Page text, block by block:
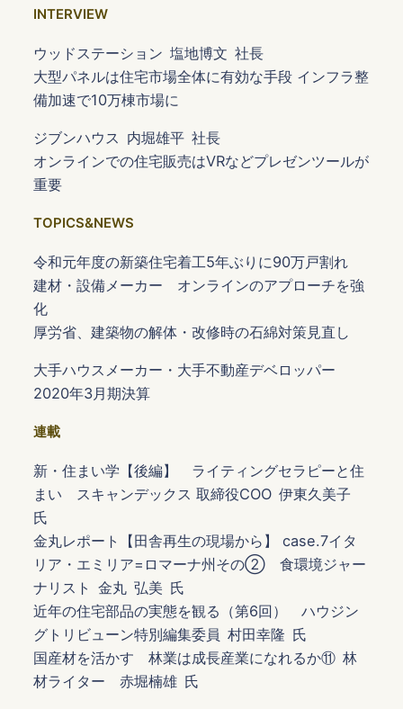
INTERVIEW
ウッドステーション 塩地博文 社長
大型パネルは住宅市場全体に有効な手段 インフラ整
備加速で10万棟市場に
ジブンハウス 内堀雄平 社長
オンラインでの住宅販売はVRなどプレゼンツールが
重要
TOPICS&NEWS
令和元年度の新築住宅着工5年ぶりに90万戸割れ
建材・設備メーカー オンラインのアプローチを強
化
厚労省、建築物の解体・改修時の石綿対策見直し
大手ハウスメーカー・大手不動産デベロッパー
2020年3月期決算
連載
新・住まい学【後編】 ライティングセラピーと住
まい スキャンデックス 取締役COO 伊東久美子
氏
金丸レポート【田舎再生の現場から】 case.7イタ
リア・エミリア=ロマーナ州その② 食環境ジャー
ナリスト 金丸 弘美 氏
近年の住宅部品の実態を観る（第6回） ハウジン
グトリビューン特別編集委員 村田幸隆 氏
国産材を活かす 林業は成長産業になれるか⑪ 林
材ライター 赤堀楠雄 氏